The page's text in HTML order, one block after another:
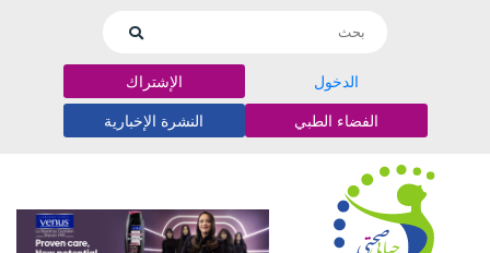
الدخول الإشتراك
الفضاء الطبي النشرة الإخبارية